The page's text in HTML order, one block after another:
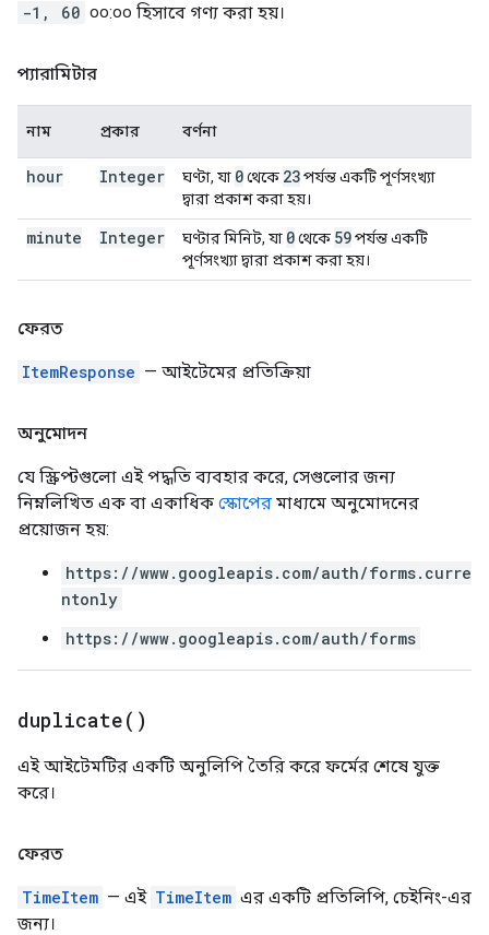
-1, 60 ০০:০০ হিসাবে গণ্য করা হয়।
প্যারামিটার
নাম প্রকার বর্ণনা
hour Integer ঘণ্টা, যা 0থেকে 23পর্যন্ত একটি পূর্ণসংখ্যা
দ্বারা প্রকাশ করা হয়।
minute Integer ঘণ্টার মিনিট, যা 0থেকে 59পর্যন্ত একটি
পূর্ণসংখ্যা দ্বারা প্রকাশ করা হয়।
ফেরত
ItemResponse — আইটেমের প্রতিক্রিয়া
অনুমোদন
যে স্ক্রিপ্টগুলো এই পদ্ধতি ব্যবহার করে, সেগুলোর জন্য
নিম্নলিখিত এক বা একাধিক স্কোপের মাধ্যমে অনুমোদনের
প্রয়োজন হয়:
https://www.googleapis.com/auth/forms.curre
ntonly
https://www.googleapis.com/auth/forms
duplicate( )
এই আইটেমটির একটি অনুলিপি তৈরি করে ফর্মের শেষে যুক্ত
করে।
ফেরত
TimeItem — এই TimeItem এর একটি প্রতিলিপি, চেইনিং-এর
জন্য।